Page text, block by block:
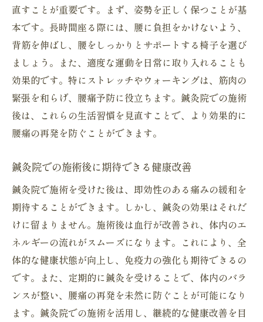
直すことが重要です。まず、姿勢を正しく保つことが基
本です。長時間座る際には、腰に負担をかけないよう、
背筋を伸ばし、腰をしっかりとサポートする椅子を選び
ましょう。また、適度な運動を日常に取り入れることも
効果的です。特にストレッチやウォーキングは、筋肉の
緊張を和らげ、腰痛予防に役立ちます。鍼灸院での施術
後は、これらの生活習慣を見直すことで、より効果的に
腰痛の再発を防ぐことができます。
鍼灸院での施術後に期待できる健康改善
鍼灸院で施術を受けた後は、即効性のある痛みの緩和を
期待することができます。しかし、鍼灸の効果はそれだ
けに留まりません。施術後は血行が改善され、体内のエ
ネルギーの流れがスムーズになります。これにより、全
体的な健康状態が向上し、免疫力の強化も期待できるの
です。また、定期的に鍼灸を受けることで、体内のバラ
ンスが整い、腰痛の再発を未然に防ぐことが可能になり
ます。鍼灸院での施術を活用し、継続的な健康改善を目